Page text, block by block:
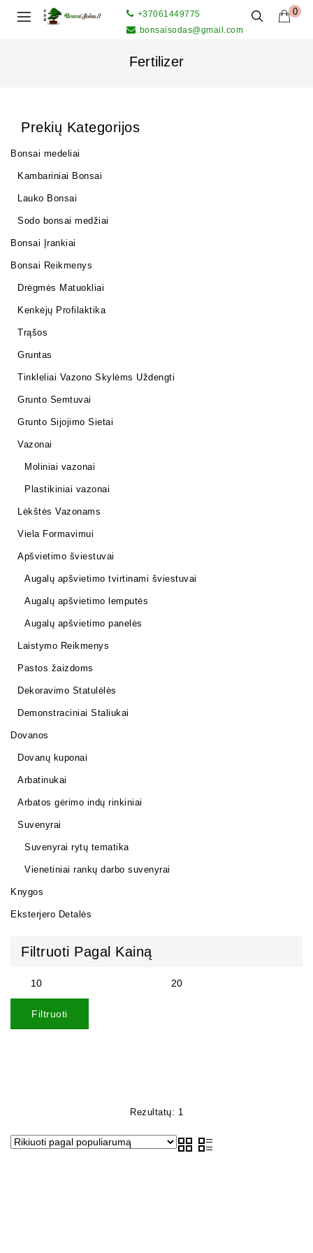
0
+37061449775
bonsaisodas@gmail.com
Fertilizer
Rezultatų: 1
Prekių Kategorijos
Bonsai medeliai
Kambariniai Bonsai
Lauko Bonsai
Sodo bonsai medžiai
Bonsai Įrankiai
Bonsai Reikmenys
Drėgmės Matuokliai
Kenkėjų Profilaktika
Trąšos
Gruntas
Tinkleliai Vazono Skylėms Uždengti
Grunto Semtuvai
Grunto Sijojimo Sietai
Vazonai
Moliniai vazonai
Plastikiniai vazonai
Lėkštės Vazonams
Viela Formavimui
Apšvietimo šviestuvai
Augalų apšvietimo tvirtinami šviestuvai
Augalų apšvietimo lemputės
Augalų apšvietimo panelės
Laistymo Reikmenys
Pastos žaizdoms
Dekoravimo Statulėlės
Demonstraciniai Staliukai
Dovanos
Dovanų kuponai
Arbatinukai
Arbatos gėrimo indų rinkiniai
Suvenyrai
Suvenyrai rytų tematika
Vienetiniai rankų darbo suvenyrai
Knygos
Eksterjero Detalės
Filtruoti Pagal Kainą
Filtruoti